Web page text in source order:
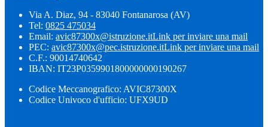
Via A. Diaz, 94 - 83040 Fontanarosa (AV)
Tel: 0825 475034
Email: avic87300x@istruzione.itLink per inviare una mail
PEC: avic87300x@pec.istruzione.itLink per inviare una mail
C.F.: 90014740642
IBAN: IT23P0359901800000000190267
Codice Meccanografico: AVIC87300X
Codice Univoco d'ufficio: UFX9UD